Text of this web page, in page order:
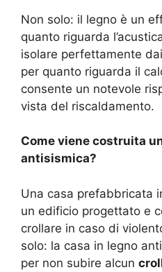
Non solo: il legno è un
quanto riguarda
isolare perfettamente
per quanto riguarda il
consente un notevole
vista del riscaldamento.
Come viene costruita
antisismica?
Una casa prefabbricata
un edificio progettato e
crollare in caso di
solo: la casa in legno
per non subire alcun